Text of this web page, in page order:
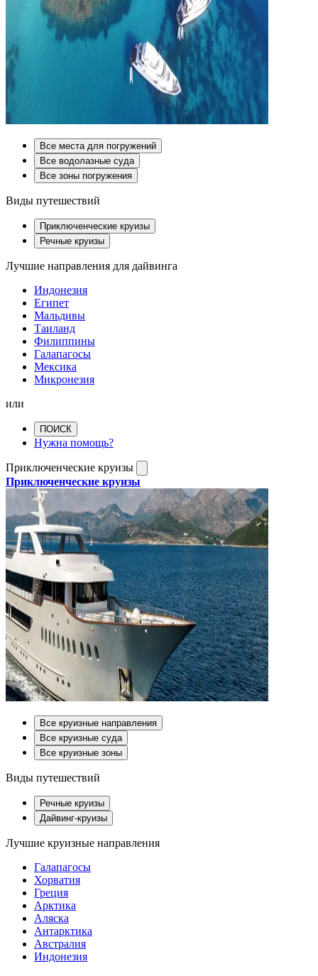
Все места для погружений
Все водолазные суда
Все зоны погружения
Виды путешествий
Приключенческие круизы
Речные круизы
Лучшие направления для дайвинга
Индонезия
Египет
Мальдивы
Таиланд
Филиппины
Галапагосы
Мексика
Микронезия
или
ПОИСК
Нужна помощь?
Приключенческие круизы
Приключенческие круизы
Все круизные направления
Все круизные суда
Все круизные зоны
Виды путешествий
Речные круизы
Дайвинг-круизы
Лучшие круизные направления
Галапагосы
Хорватия
Греция
Арктика
Аляска
Антарктика
Австралия
Индонезия